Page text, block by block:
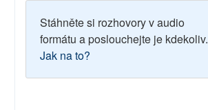
Stáhněte si rozhovory v audio
formátu a poslouchejte je kdekoliv.
Jak na to?